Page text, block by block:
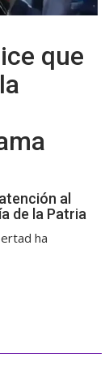
que
al
de la Patria
ha